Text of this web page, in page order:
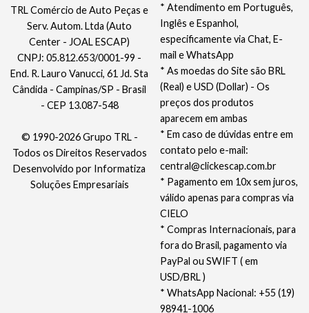
* Atendimento em Português,
Inglês e Espanhol,
especificamente via Chat, E-
mail e WhatsApp
* As moedas do Site são BRL
(Real) e USD (Dollar) - Os
preços dos produtos
aparecem em ambas
* Em caso de dúvidas entre em
contato pelo e-mail:
central@clickescap.com.br
* Pagamento em 10x sem juros,
válido apenas para compras via
CIELO
* Compras Internacionais, para
fora do Brasil, pagamento via
PayPal ou SWIFT ( em
USD/BRL )
* WhatsApp Nacional: +55 (19)
98941-1006
TRL Comércio de Auto Peças e
Serv. Autom. Ltda (Auto
Center - JOAL ESCAP)
CNPJ: 05.812.653/0001-99 -
End. R. Lauro Vanucci, 61 Jd. Sta
Cândida - Campinas/SP - Brasil
- CEP 13.087-548
© 1990-2026 Grupo TRL -
Todos os Direitos Reservados
Desenvolvido por Informatiza
Soluções Empresariais